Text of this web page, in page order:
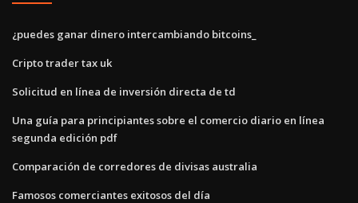
¿puedes ganar dinero intercambiando bitcoins_
Cripto trader tax uk
Solicitud en línea de inversión directa de td
Una guía para principiantes sobre el comercio diario en línea
segunda edición pdf
Comparación de corredores de divisas australia
Famosos comerciantes exitosos del día